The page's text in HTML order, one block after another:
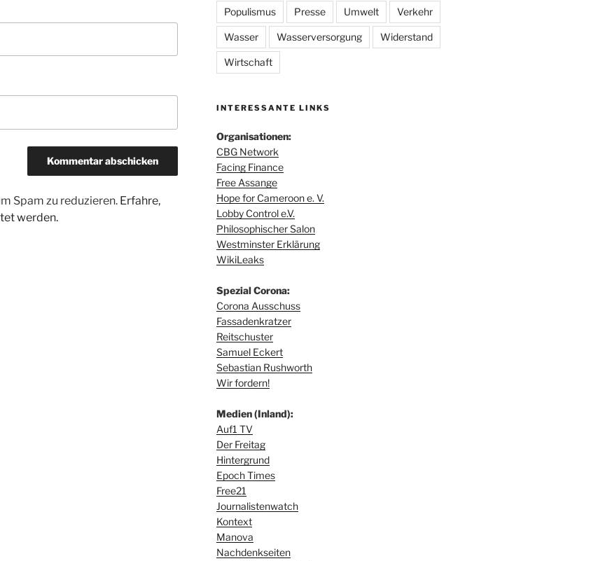
Spam zu reduzieren. Erfahre,
werden.
Populismus Presse Umwelt Verkehr
Wasser Wasserversorgung Widerstand
Wirtschaft
INTERESSANTE LINKS
Organisationen:
CBG Network
Facing Finance
Free Assange
Hope for Cameroon e. V.
Lobby Control e.V.
Philosophischer Salon
Westminster Erklärung
WikiLeaks
Spezial Corona:
Corona Ausschuss
Fassadenkratzer
Reitschuster
Samuel Eckert
Sebastian Rushworth
Wir fordern!
Medien (Inland):
Auf1 TV
Der Freitag
Hintergrund
Epoch Times
Free21
Journalistenwatch
Kontext
Manova
Nachdenkseiten